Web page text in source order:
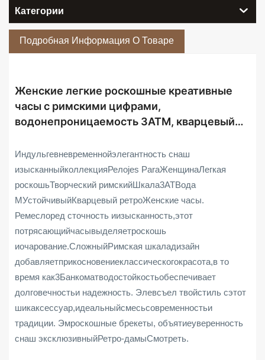
Категории
Подробная Информация О Товаре
Женские легкие роскошные креативные
часы с римскими цифрами,
водонепроницаемость 3ATM, кварцевый
Индульгевневременнойэлегантность снаш
изысканныйколлекцияРелоjes ParaЖенщинаЛегкая
роскошьТворческий римскийШкала3ATВода
МУстойчивыйКварцевый ретроЖенские часы.
Ремеслоред сточность иизысканность,этот
потрясающийчасывыделяетроскошь
иочарование.СложныйРимская шкаладизайн
добавляетприкосновениеклассическогокрасота,в то
время как3Банкоматводостойкостьобеспечивает
долговечностьи надежность. Элевсъел твойстиль сэтот
шикаксессуар,идеальныйсмесьсовременностьи
традиции. Эмроскошные брекеты, объятиеуверенность
снаш эксклюзивныйРетро-дамыСмотреть.